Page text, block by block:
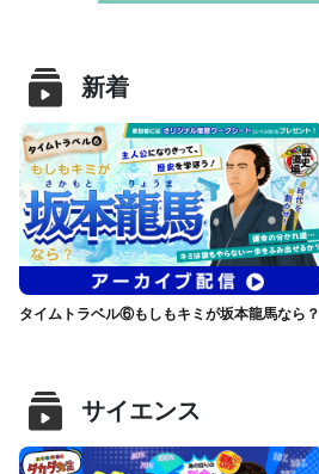
新着
タイムトラベル⑥もしもキミが坂本龍馬なら？
サイエンス